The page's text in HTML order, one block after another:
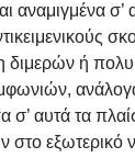
αναμιγμένα σ’
διμερών ή
αυτά τα
στο εξωτερικό